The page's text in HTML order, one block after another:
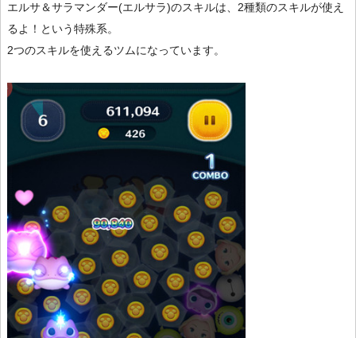
エルサ＆サラマンダー(エルサラ)のスキルは、2種類のスキルが使え
るよ！という特殊系。
2つのスキルを使えるツムになっています。